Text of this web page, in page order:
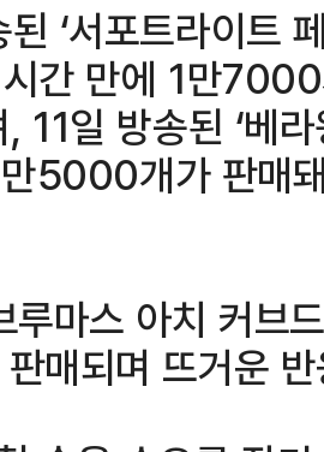
‘서포트라이트
시간 만에 1만
11일 방송된 ‘베
5000개가 판매
루마스 아치 커브
매되며 뜨거운